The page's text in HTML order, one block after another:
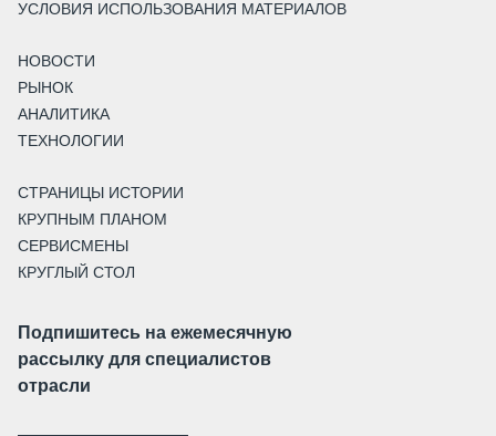
УСЛОВИЯ ИСПОЛЬЗОВАНИЯ МАТЕРИАЛОВ
НОВОСТИ
РЫНОК
АНАЛИТИКА
ТЕХНОЛОГИИ
СТРАНИЦЫ ИСТОРИИ
КРУПНЫМ ПЛАНОМ
СЕРВИСМЕНЫ
КРУГЛЫЙ СТОЛ
Подпишитесь на ежемесячную
рассылку для специалистов
отрасли